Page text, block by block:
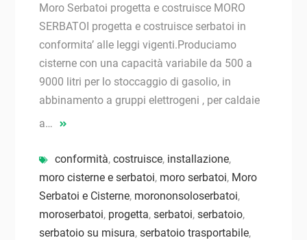
Moro Serbatoi progetta e costruisce MORO
SERBATOI progetta e costruisce serbatoi in
conformita’ alle leggi vigenti.Produciamo
cisterne con una capacità variabile da 500 a
9000 litri per lo stoccaggio di gasolio, in
abbinamento a gruppi elettrogeni , per caldaie
a…
conformità, costruisce, installazione,
moro cisterne e serbatoi, moro serbatoi, Moro
Serbatoi e Cisterne, morononsoloserbatoi,
moroserbatoi, progetta, serbatoi, serbatoio,
serbatoio su misura, serbatoio trasportabile,